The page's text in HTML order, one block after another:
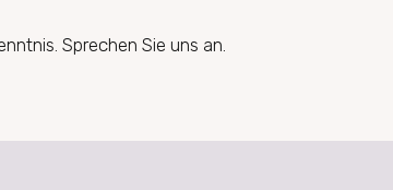
Sprechen Sie uns an.